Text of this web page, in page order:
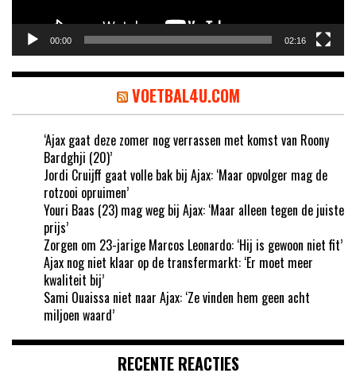
00:00 02:16
VOETBAL4U.COM
‘Ajax gaat deze zomer nog verrassen met komst van Roony
Bardghji (20)’
Jordi Cruijff gaat volle bak bij Ajax: ‘Maar opvolger mag de
rotzooi opruimen’
Youri Baas (23) mag weg bij Ajax: ‘Maar alleen tegen de juiste
prijs’
Zorgen om 23-jarige Marcos Leonardo: ‘Hij is gewoon niet fit’
Ajax nog niet klaar op de transfermarkt: ‘Er moet meer
kwaliteit bij’
Sami Ouaissa niet naar Ajax: ‘Ze vinden hem geen acht
miljoen waard’
RECENTE REACTIES